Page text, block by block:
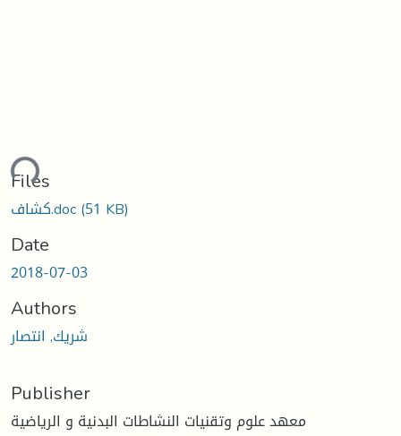
Files
كشاف.doc(51 KB)
Date
2018-07-03
Authors
شريك, انتصار
Publisher
معهد علوم وتقنيات النشاطات البدنية و الرياضية